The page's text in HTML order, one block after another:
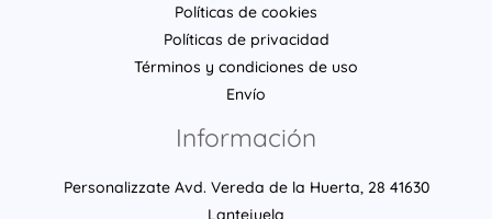
Políticas de cookies
Políticas de privacidad
Términos y condiciones de uso
Envío
Información
Personalizzate Avd. Vereda de la Huerta, 28 41630
Lantejuela